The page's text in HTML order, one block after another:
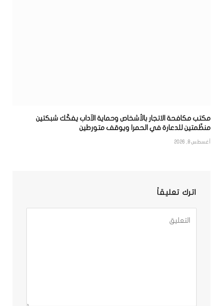
مكتب مكافحة الاتجار بالأشخاص وحماية الآداب يفكّك شبكتين
منظّمتين للدعارة في الحمرا ويوقف متورطين
أغسطس 8, 2026
اترك تعليقاً